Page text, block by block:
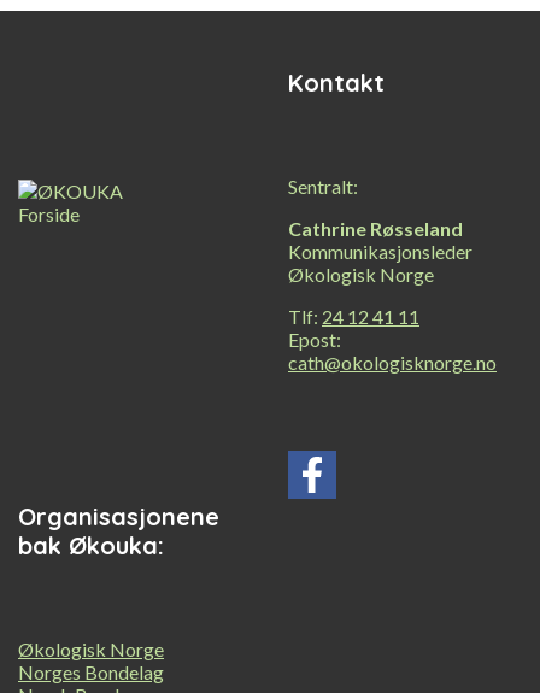
Kontakt
Sentralt:
Cathrine Røsseland
Kommunikasjonsleder
Økologisk Norge
Tlf: 24 12 41 11
Epost:
cath@okologisknorge.no
Organisasjonene
bak Økouka:
Økologisk Norge
Norges Bondelag